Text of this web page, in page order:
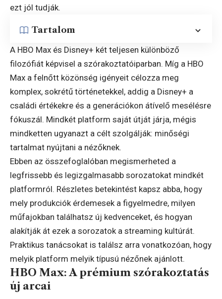
ezt jól tudják.
Tartalom
A HBO Max és Disney+ két teljesen különböző
filozófiát képvisel a szórakoztatóiparban. Míg a HBO
Max a felnőtt közönség igényeit célozza meg
komplex, sokrétű történetekkel, addig a Disney+ a
családi értékekre és a generációkon átívelő mesélésre
fókuszál. Mindkét platform saját útját járja, mégis
mindketten ugyanazt a célt szolgálják: minőségi
tartalmat nyújtani a nézőknek.
Ebben az összefoglalóban megismerheted a
legfrissebb és legizgalmasabb sorozatokat mindkét
platformról. Részletes betekintést kapsz abba, hogy
mely produkciók érdemesek a figyelmedre, milyen
műfajokban találhatsz új kedvenceket, és hogyan
alakítják át ezek a sorozatok a streaming kultúrát.
Praktikus tanácsokat is találsz arra vonatkozóan, hogy
melyik platform melyik típusú nézőnek ajánlott.
HBO Max: A prémium szórakoztatás
új arcai